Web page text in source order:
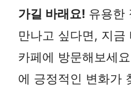
가길 바래요! 유용한
만나고 싶다면, 지금
카페에 방문해보세
에 긍정적인 변화가